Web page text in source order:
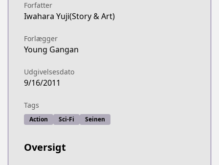
Forfatter
Iwahara Yuji(Story & Art)
Forlægger
Young Gangan
Udgivelsesdato
9/16/2011
Tags
Action Sci-Fi Seinen
Oversigt